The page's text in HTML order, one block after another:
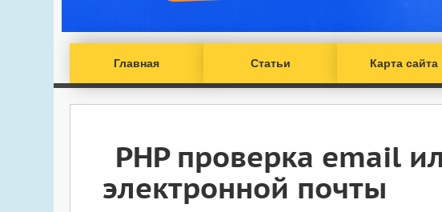
Главная Статьи Карта сайта
PHP проверка email
электронной почты